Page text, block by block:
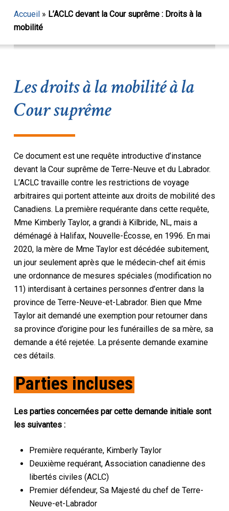
Accueil» L’ACLC devant la Cour suprême : Droits à la
mobilité
Les droits à la mobilité à la
Cour suprême
Ce document est une requête introductive d’instance
devant la Cour suprême de Terre-Neuve et du Labrador.
L’ACLC travaille contre les restrictions de voyage
arbitraires qui portent atteinte aux droits de mobilité des
Canadiens. La première requérante dans cette requête,
Mme Kimberly Taylor, a grandi à Kilbride, NL, mais a
déménagé à Halifax, Nouvelle-Écosse, en 1996. En mai
2020, la mère de Mme Taylor est décédée subitement,
un jour seulement après que le médecin-chef ait émis
une ordonnance de mesures spéciales (modification no
11) interdisant à certaines personnes d’entrer dans la
province de Terre-Neuve-et-Labrador. Bien que Mme
Taylor ait demandé une exemption pour retourner dans
sa province d’origine pour les funérailles de sa mère, sa
demande a été rejetée. La présente demande examine
ces détails.
Parties incluses
Les parties concernées par cette demande initiale sont
les suivantes :
Première requérante, Kimberly Taylor
Deuxième requérant, Association canadienne des
libertés civiles (ACLC)
Premier défendeur, Sa Majesté du chef de Terre-
Neuve-et-Labrador